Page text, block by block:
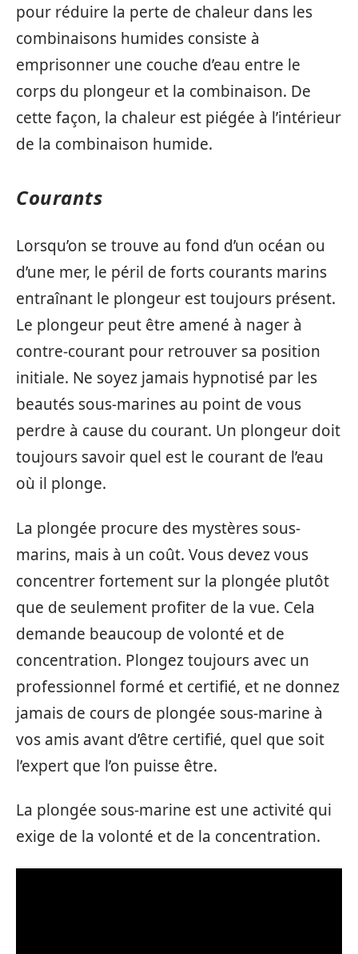
pour réduire la perte de chaleur dans les
combinaisons humides consiste à
emprisonner une couche d’eau entre le
corps du plongeur et la combinaison. De
cette façon, la chaleur est piégée à l’intérieur
de la combinaison humide.
Courants
Lorsqu’on se trouve au fond d’un océan ou
d’une mer, le péril de forts courants marins
entraînant le plongeur est toujours présent.
Le plongeur peut être amené à nager à
contre-courant pour retrouver sa position
initiale. Ne soyez jamais hypnotisé par les
beautés sous-marines au point de vous
perdre à cause du courant. Un plongeur doit
toujours savoir quel est le courant de l’eau
où il plonge.
La plongée procure des mystères sous-
marins, mais à un coût. Vous devez vous
concentrer fortement sur la plongée plutôt
que de seulement profiter de la vue. Cela
demande beaucoup de volonté et de
concentration. Plongez toujours avec un
professionnel formé et certifié, et ne donnez
jamais de cours de plongée sous-marine à
vos amis avant d’être certifié, quel que soit
l’expert que l’on puisse être.
La plongée sous-marine est une activité qui
exige de la volonté et de la concentration.